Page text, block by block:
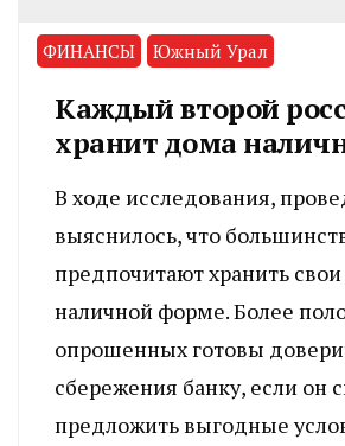
ФИНАНСЫ Южный Урал
Каждый второй
хранит дома
В ходе исследования,
выяснилось, что
предпочитают хранить
наличной форме. Более
опрошенных готовы
сбережения банку, если он
предложить выгодные